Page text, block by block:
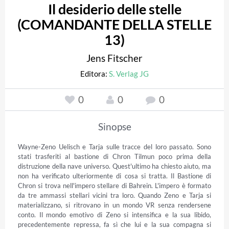
Il desiderio delle stelle
(COMANDANTE DELLA STELLE
13)
Jens Fitscher
Editora: S. Verlag JG
0 0 0
Sinopse
Wayne-Zeno Uelisch e Tarja sulle tracce del loro passato. Sono
stati trasferiti al bastione di Chron Tilmun poco prima della
distruzione della nave universo. Quest'ultimo ha chiesto aiuto, ma
non ha verificato ulteriormente di cosa si tratta. Il Bastione di
Chron si trova nell'impero stellare di Bahrein. L'impero è formato
da tre ammassi stellari vicini tra loro. Quando Zeno e Tarja si
materializzano, si ritrovano in un mondo VR senza rendersene
conto. Il mondo emotivo di Zeno si intensifica e la sua libido,
precedentemente repressa, fa sì che lui e la sua compagna si